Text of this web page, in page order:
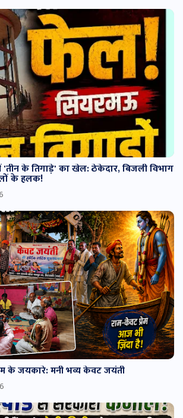
के तिगाड़े' का खेल: ठेकेदार, बिजली विभाग
के हलक!
के जयकारे: मनी भव्य केवट जयंती